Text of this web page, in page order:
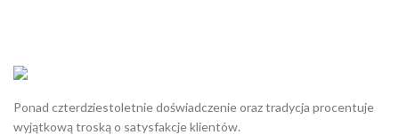
Ponad czterdziestoletnie doświadczenie oraz tradycja procentuje
wyjątkową troską o satysfakcje klientów.